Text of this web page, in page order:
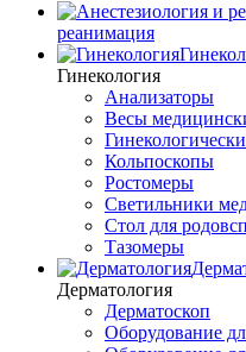
реанимация
Гинекология
Анализаторы
Весы
Кольпоскопы
Ростомеры
Светильники
Стол для
Тазомеры
Дерматология
Дерматоскоп
Оборудование